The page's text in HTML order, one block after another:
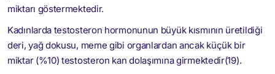
miktarı göstermektedir.
Kadınlarda testosteron hormonunun büyük kısmının üretildiği
deri, yağ dokusu, meme gibi organlardan ancak küçük bir
miktar (%10) testosteron kan dolaşımına girmektedir(19).